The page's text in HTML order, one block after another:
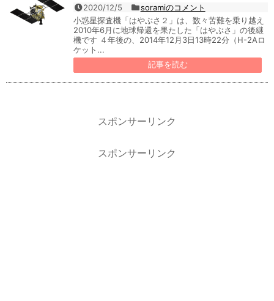
2020/12/5
soramiのコメント
小惑星探査機「はやぶさ２」は、数々苦難を乗り越え
2010年6月に地球帰還を果たした「はやぶさ」の後継
機です ４年後の、2014年12月3日13時22分（H-2Aロ
ケット...
記事を読む
スポンサーリンク
スポンサーリンク